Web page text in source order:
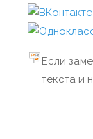
Если
текста и